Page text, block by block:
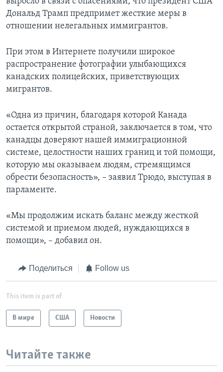
Дональд Трамп предпримет жесткие меры в
отношении нелегальных иммигрантов.
При этом в Интернете получили широкое
распространение фотографии улыбающихся
канадских полицейских, приветствующих
мигрантов.
«Одна из причин, благодаря которой Канада
остается открытой страной, заключается в том, что
канадцы доверяют нашей иммиграционной
системе, целостности наших границ и той помощи,
которую мы оказываем людям, стремящимся
обрести безопасность», – заявил Трюдо, выступая в
парламенте.
«Мы продолжим искать баланс между жесткой
системой и приемом людей, нуждающихся в
помощи», – добавил он.
Поделиться Follow us
This item is part of
В мире США Новости
Читайте также